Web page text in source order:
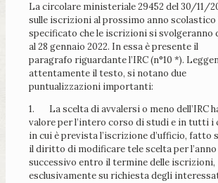
La circolare ministeriale 29452 del 30/11/
sulle iscrizioni al prossimo anno scolastico
specificato che le iscrizioni si svolgeranno
al 28 gennaio 2022. In essa è presente il
paragrafo riguardante l’IRC (n°10 *).
attentamente il testo, si notano due
puntualizzazioni importanti:
1. La scelta di avvalersi o meno dell’IRC
valore per l’intero corso di studi e in tutti i
in cui è prevista l’iscrizione d’ufficio, fatto
il diritto di modificare tele scelta per l’anno
successivo entro il termine delle iscrizioni,
esclusivamente su richiesta degli